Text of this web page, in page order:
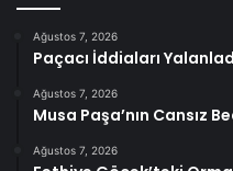
Ağustos 7, 2026
Paçacı İddiaları
Ağustos 7, 2026
Musa Paşa’nın Cansız
Ağustos 7, 2026